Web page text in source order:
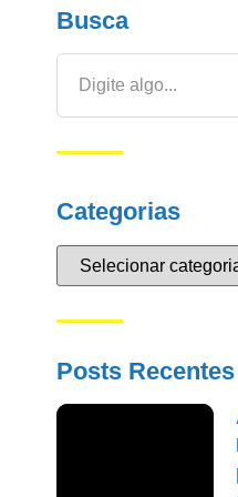
Busca
Categorias
Posts Recentes